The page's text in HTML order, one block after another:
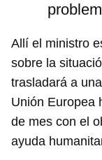
Allí el ministro
sobre la
trasladará a
Unión Europea
de mes con el
ayuda